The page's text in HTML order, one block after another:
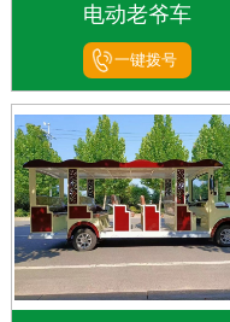
电动老爷车
一键拨号